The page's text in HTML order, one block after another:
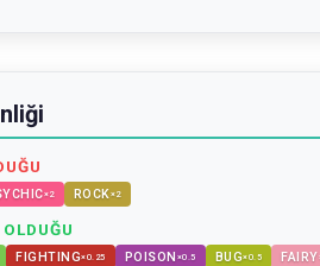
×2 ROCK×2
FIGHTING×0.25 POISON ×0.5 BUG×0.5 FAIRY